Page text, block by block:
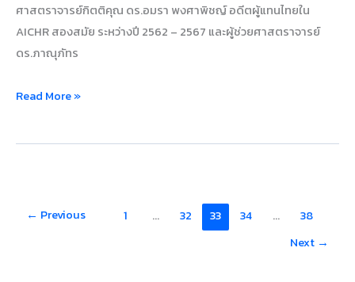
ศาสตราจารย์กิตติคุณ ดร.อมรา พงศาพิชญ์ อดีตผู้แทนไทยใน
AICHR สองสมัย ระหว่างปี 2562 – 2567 และผู้ช่วยศาสตราจารย์
ดร.ภาณุภัทร
Read More »
← Previous 1 … 32 33 34 …
38
Next →